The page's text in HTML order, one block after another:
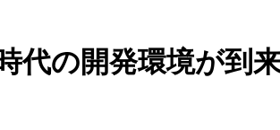
代の開発環境が到